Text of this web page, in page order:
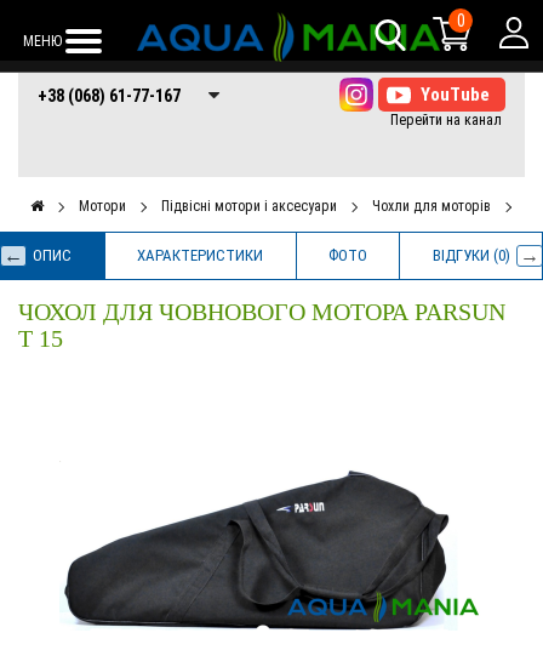
МЕНЮ
0
+38 (068) 61-77-
167
+38 (066) 61-77-+38 (073) 61-77-
167
+38 (068) 61-77-167
Мотори Підвісні мотори і аксесуари Чохли для моторів
ОПИС ХАРАКТЕРИСТИКИ ФОТО ВІДГУКИ (0)
ЧОХОЛ ДЛЯ ЧОВНОВОГО МОТОРА PARSUN
T 15